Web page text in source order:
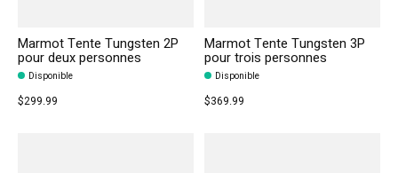
Marmot Tente Tungsten 2P
pour deux personnes
Disponible
$299.99
Marmot Tente Tungsten 3P
pour trois personnes
Disponible
$369.99